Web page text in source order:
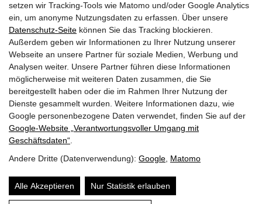
setzen wir Tracking-Tools wie Matomo und/oder Google Analytics
ein, um anonyme Nutzungsdaten zu erfassen. Über unsere
Datenschutz-Seite können Sie das Tracking blockieren.
Außerdem geben wir Informationen zu Ihrer Nutzung unserer
Webseite an unsere Partner für soziale Medien, Werbung und
Analysen weiter. Unsere Partner führen diese Informationen
möglicherweise mit weiteren Daten zusammen, die Sie
bereitgestellt haben oder die im Rahmen Ihrer Nutzung der
Dienste gesammelt wurden. Weitere Informationen dazu, wie
Google personenbezogene Daten verwendet, finden Sie auf der
Google‑Website „Verantwortungsvoller Umgang mit
Geschäftsdaten“
Andere Dritte (Datenverwendung): Google Matomo
Alle Akzeptieren Nur Statistik erlauben
Facebook Fanpage
YouTube Channel
Trachtenmusikkapelle Taxenbach
Obfrau:Andrea Hofer
Gschwandtnerberg 21
5660Taxenbach
Sitemap